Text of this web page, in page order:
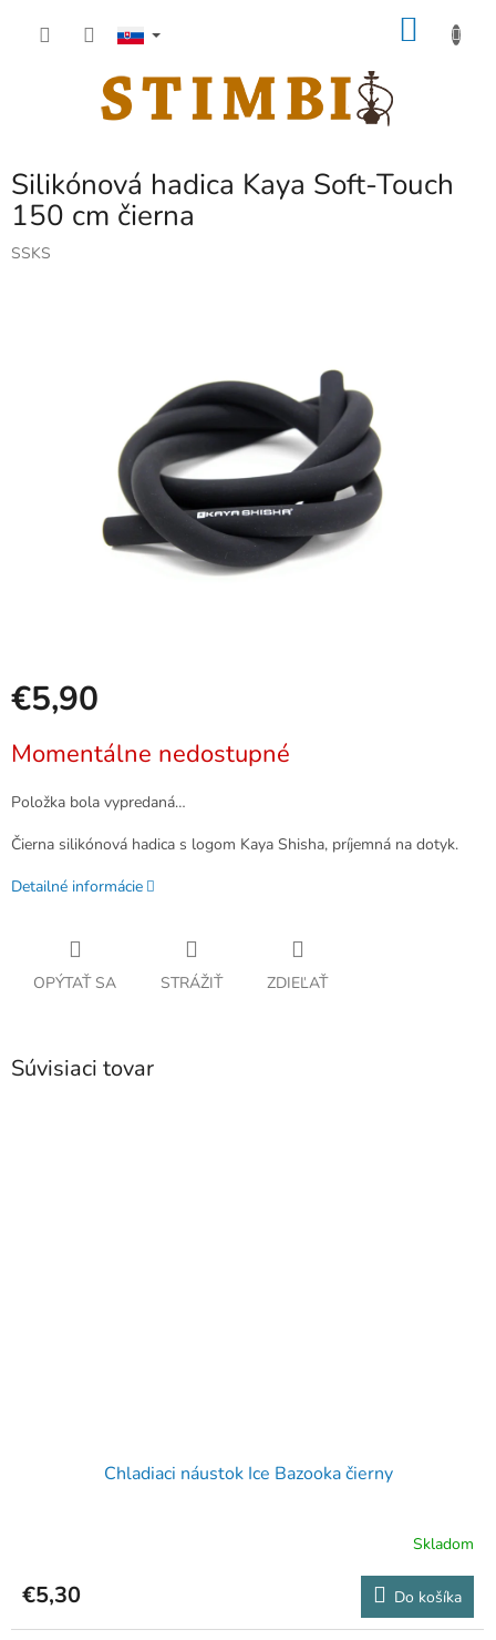
Silikónová hadica Kaya Soft-Touch
150 cm čierna
SSKS
€5,90
cena:
Momentálne nedostupné
Položka bola vypredaná…
Čierna silikónová hadica s logom Kaya Shisha, príjemná na dotyk.
Detailné informácie
OPÝTAŤ SA STRÁŽIŤ ZDIEĽAŤ
Súvisiaci tovar
Chladiaci náustok Ice Bazooka čierny
Skladom
€5,30 Do košíka